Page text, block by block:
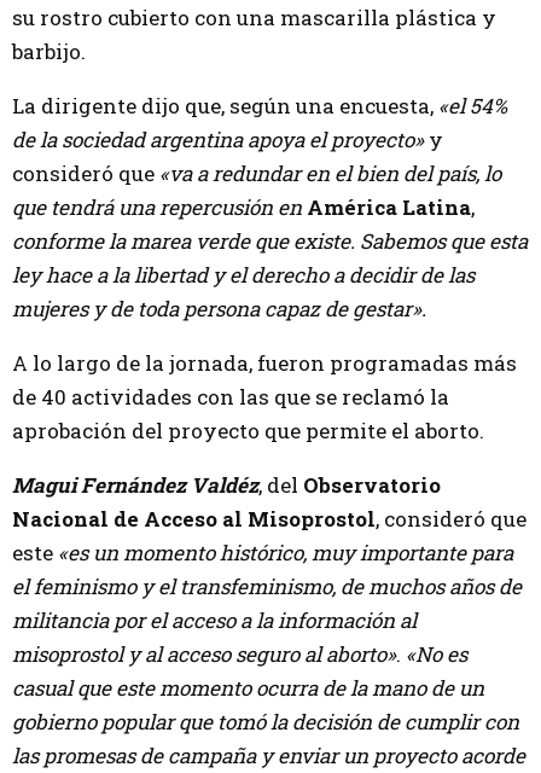
su rostro cubierto con una mascarilla plástica y
barbijo.
La dirigente dijo que, según una encuesta, «el 54%
de la sociedad argentina apoya el proyecto»y
consideró que «va a redundar en el bien del país, lo
que tendrá una repercusión en América Latina,
conforme la marea verde que existe. Sabemos que esta
ley hace a la libertad y el derecho a decidir de las
mujeres y de toda persona capaz de gestar».
A lo largo de la jornada, fueron programadas más
de 40 actividades con las que se reclamó la
aprobación del proyecto que permite el aborto.
Magui Fernández Valdéz, del Observatorio
Nacional de Acceso al Misoprostol, consideró que
este «es un momento histórico, muy importante para
el feminismo y el transfeminismo, de muchos años de
militancia por el acceso a la información al
misoprostol y al acceso seguro al aborto». «No es
casual que este momento ocurra de la mano de un
gobierno popular que tomó la decisión de cumplir con
las promesas de campaña y enviar un proyecto acorde